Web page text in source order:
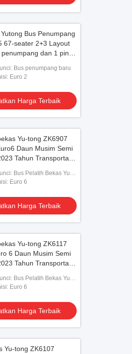
Bus Penumpang
67-seater 2+3 Layout
dan 1 pintu
kanan
Bus penumpang baru
Euro 2
Harga Terbaik
Yu-tong ZK6907
Daun Musim Semi
Tahun Transportasi
jarak jauh
Bus Pelatih Bekas Yu-
Weichai Euro6
Euro 6
Harga Terbaik
Yu-tong ZK6117
6 Daun Musim Semi
Tahun Transportasi
jarak jauh
Bus Pelatih Bekas Yu-
Yuchai
Euro 6
Harga Terbaik
Yu-tong ZK6107